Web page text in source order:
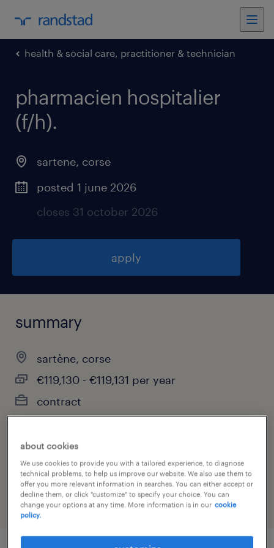
health & social care, practitioner & technician
pharmacien hospitalier
(f/h).
sartene, corse
posted 1 june 2026
closes 31 october 2026
apply
summary
sartène, corse
€119,130 - €119,131 per year
contract
job category
health & social care, practitioner & technician
about cookies
We use cookies to provide you with a tailored experience, to diagnose
technical problems, to help us improve our website. We also use them to
offer you more relevant information in searches. You can either accept or
decline them, or click "customize" to specify your choice. You can
change your options at any time. More information is in our cookie
policy.